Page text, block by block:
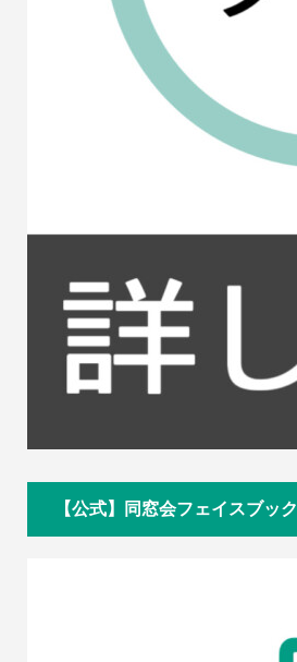
【公式】同窓会フェイスブック